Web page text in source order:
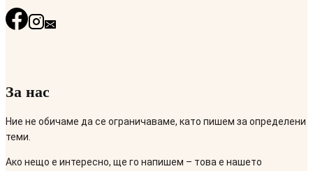
За нас
Ние не обичаме да се ограничаваме, като пишем за определени
теми.
Ако нещо е интересно, ще го напишем – това е нашето